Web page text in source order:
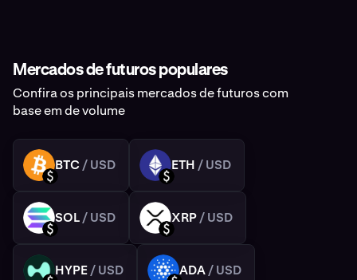
Mercados de futuros populares
Confira os principais mercados de futuros com
base em de volume
BTC
USD
BTC / USD
ETH
USD
ETH / USD
SOL
USD
SOL/ USD
XRP
USD
XRP/ USD
HYPE
HYPE/ USD
ADA
ADA/ USD